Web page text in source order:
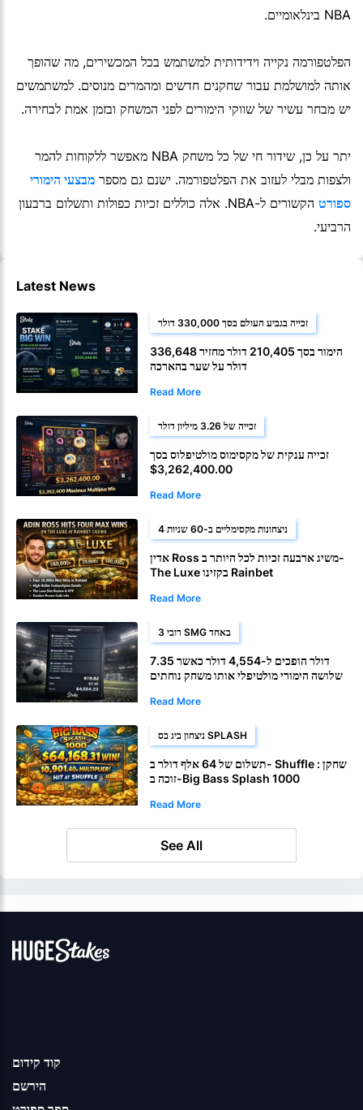
NBA בינלאומיים.
הפלטפורמה נקייה וידידותית למשתמש בכל המכשירים, מה שהופך
אותה למושלמת עבור שחקנים חדשים ומהמרים מנוסים. למשתמשים
יש מבחר עשיר של שווקי הימורים לפני המשחק ובזמן אמת לבחירה.
יתר על כן, שידור חי של כל משחק NBA מאפשר ללקוחות להמר
ולצפות מבלי לעזוב את הפלטפורמה. ישנם גם מספר מבצעי הימורי
ספורט
הקשורים ל-NBA. אלה כוללים זכיות כפולות ותשלום ברבעון
הרביעי.
Latest News
זכייה בגביע העולם בסך 330,000 דולר
הימור בסך 210,405 דולר מחזיר 336,648
דולר על שער בהארכה
Read More
זכייה של 3.26 מיליון דולר
זכייה ענקית של מקסימוס מולטיפלוס בסך
$3,262,400.00
Read More
4 ניצחונות מקסימליים ב-60 שניות
אדין Ross משיג ארבעה זכיות לכל היותר ב-
The Luxe בקזינו Rainbet
Read More
3 רובי SMG באחד
7.35 דולר הופכים ל-4,554 דולר כאשר
שלושה הימורי מולטיפלי אותו משחק נוחתים
Read More
ניצחון ביג בס SPLASH
תשלום של 64 אלף דולר ב- Shuffle : שחקן
זוכה ב-Big Bass Splash 1000
Read More
See All
קוד קידום
הירשם